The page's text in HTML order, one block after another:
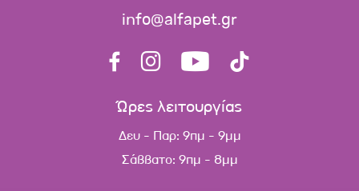
info@alfapet.gr
Ώρες λειτουργίας
Δευ - Παρ: 9πμ - 9μμ
Σάββατο: 9πμ - 8μμ